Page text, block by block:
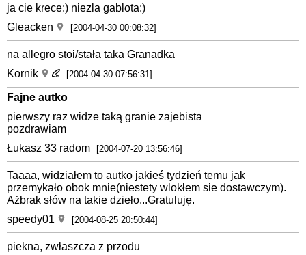
ja cie krece:) niezla gablota:)
Gleacken
[2004-04-30 00:08:32]
na allegro stoi/stała taka Granadka
Kornik
[2004-04-30 07:56:31]
Fajne autko
pierwszy raz widze taką granie zajebista
pozdrawiam
Łukasz 33 radom
[2004-07-20 13:56:46]
Taaaa, widziałem to autko jakieś tydzień temu jak
przemykało obok mnie(niestety wlokłem sie dostawczym).
Ażbrak słów na takie dzieło...Gratuluję.
speedy01
[2004-08-25 20:50:44]
piekna, zwłaszcza z przodu